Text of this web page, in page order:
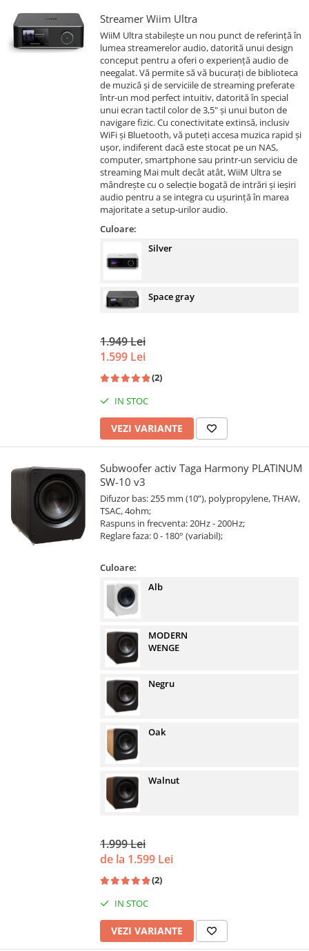
Streamer Wiim Ultra
WiiM Ultra stabilește un nou punct de referință în
lumea streamerelor audio, datorită unui design
conceput pentru a oferi o experiență audio de
neegalat. Vă permite să vă bucurați de biblioteca
de muzică și de serviciile de streaming preferate
într-un mod perfect intuitiv, datorită în special
unui ecran tactil color de 3,5" și unui buton de
navigare fizic. Cu conectivitate extinsă, inclusiv
WiFi și Bluetooth, vă puteți accesa muzica rapid și
ușor, indiferent dacă este stocat pe un NAS,
computer, smartphone sau printr-un serviciu de
streaming Mai mult decât atât, WiiM Ultra se
mândrește cu o selecție bogată de intrări și ieșiri
audio pentru a se integra cu ușurință în marea
majoritate a setup-urilor audio.
Culoare:
Silver
Space gray
1.949 Lei
1.599 Lei
(2)
IN STOC
VEZI VARIANTE
Subwoofer activ Taga Harmony PLATINUM
SW-10 v3
Difuzor bas: 255 mm (10”), polypropylene, THAW,
TSAC, 4ohm;
Raspuns in frecventa: 20Hz - 200Hz;
Reglare faza: 0 - 180° (variabil);
Culoare:
Alb
MODERN
WENGE
Negru
Oak
Walnut
1.999 Lei
de la 1.599 Lei
(2)
IN STOC
VEZI VARIANTE